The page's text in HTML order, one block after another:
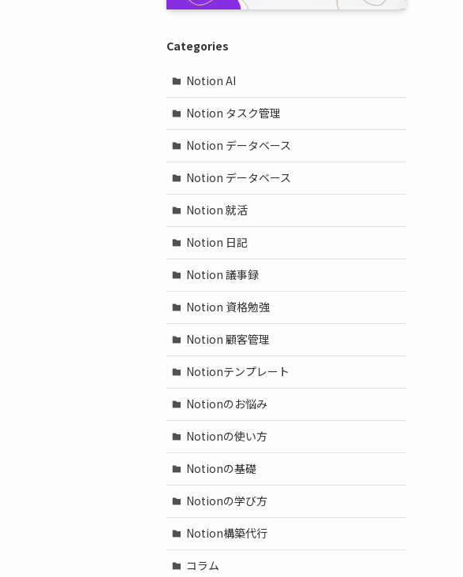
Categories
Notion AI
Notion タスク管理
Notion データベース
Notion データベース
Notion 就活
Notion 日記
Notion 議事録
Notion 資格勉強
Notion 顧客管理
Notionテンプレート
Notionのお悩み
Notionの使い方
Notionの基礎
Notionの学び方
Notion構築代行
コラム